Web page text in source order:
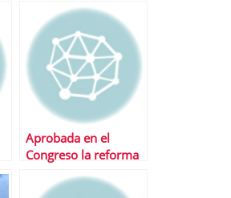
Aprobada en el
Congreso la reforma